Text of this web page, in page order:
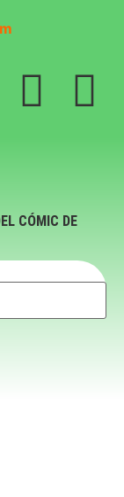
CÓMIC DE